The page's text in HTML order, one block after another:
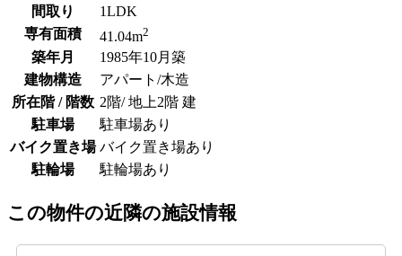
間取り
1LDK
専有面積
41.04m2
築年月
1985年10月築
建物構造
アパート/木造
所在階 / 階数 2階/ 地上2階 建
駐車場
駐車場あり
バイク置き場 バイク置き場あり
駐輪場
駐輪場あり
この物件の近隣の施設情報